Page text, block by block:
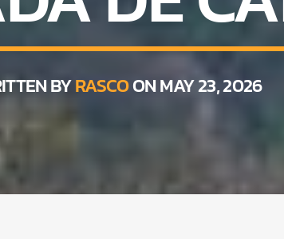
BYRASCOON MAY 23, 2026